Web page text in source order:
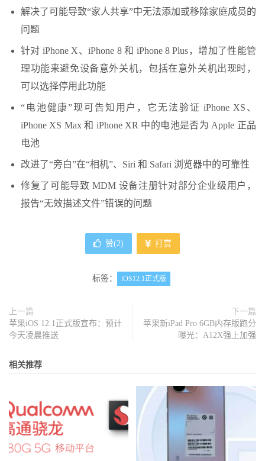
解决了可能导致“家人共享”中无法添加或移除家庭成员的
问题
针对 iPhone X、iPhone 8 和 iPhone 8 Plus，增加了性能管
理功能来避免设备意外关机，包括在意外关机出现时，
可以选择停用此功能
“电池健康”现可告知用户，它无法验证 iPhone XS、
iPhone XS Max 和 iPhone XR 中的电池是否为 Apple 正品
电池
改进了“旁白”在“相机”、Siri 和 Safari 浏览器中的可靠性
修复了可能导致 MDM 设备注册针对部分企业级用户，
报告“无效描述文件”错误的问题
赞(2) 打赏
标签： iOS12.1正式版
上一篇
苹果iOS 12.1正式版宣布：预计
今天凌晨推送
下一篇
苹果新iPad Pro 6GB内存版跑分
曝光：A12X强上加强
相关推荐